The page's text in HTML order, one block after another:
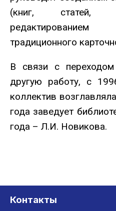
(книг, статей,
редактированием
традиционного
В связи с
другую работу, с
коллектив
года заведует
года – Л.И. Новикова.
Контакты